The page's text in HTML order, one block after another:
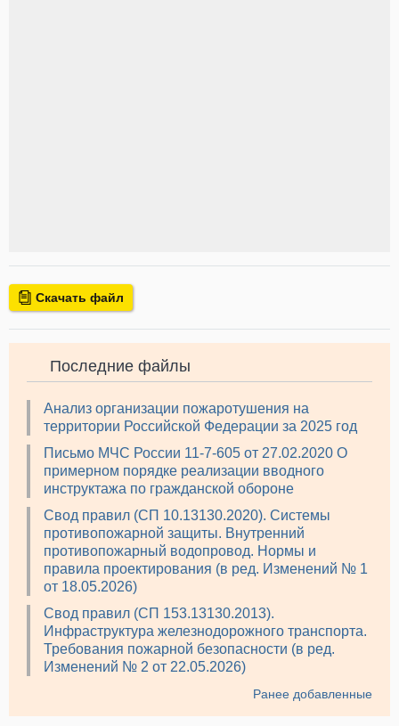
Скачать файл
Последние файлы
Анализ организации пожаротушения на
территории Российской Федерации за 2025 год
Письмо МЧС России 11-7-605 от 27.02.2020 О
примерном порядке реализации вводного
инструктажа по гражданской обороне
Свод правил (СП 10.13130.2020). Системы
противопожарной защиты. Внутренний
противопожарный водопровод. Нормы и
правила проектирования (в ред. Изменений № 1
от 18.05.2026)
Свод правил (СП 153.13130.2013).
Инфраструктура железнодорожного транспорта.
Требования пожарной безопасности (в ред.
Изменений № 2 от 22.05.2026)
Ранее добавленные